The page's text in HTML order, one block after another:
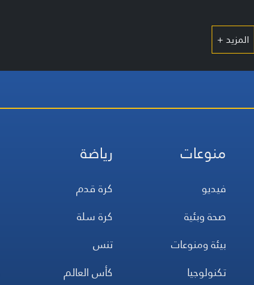
المزيد +
منوعات
فيديو
صحة وبئية
بيئة ومنوعات
تكنولوجيا
رياضة
كرة قدم
كرة سلة
تنس
كأس العالم